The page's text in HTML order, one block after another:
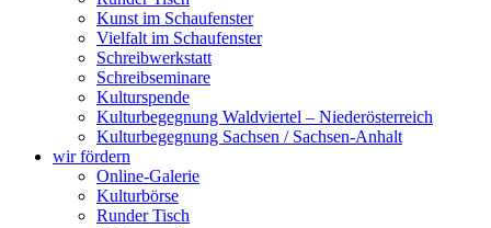
Kunst im Schaufenster
Vielfalt im Schaufenster
Schreibwerkstatt
Schreibseminare
Kulturspende
Kulturbegegnung Waldviertel – Niederösterreich
Kulturbegegnung Sachsen / Sachsen-Anhalt
wir fördern
Online-Galerie
Kulturbörse
Runder Tisch